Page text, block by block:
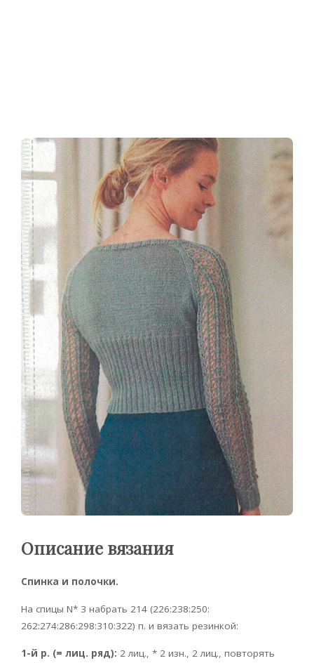
Описание вязания
Спинка и полочки.
На спицы N* 3 набрать 214 (226:238:250:
262:274:286:298:310:322) п. и вязать резинкой:
1-й р. (= лиц. ряд): 2 лиц., * 2 изн., 2 лиц., повторять